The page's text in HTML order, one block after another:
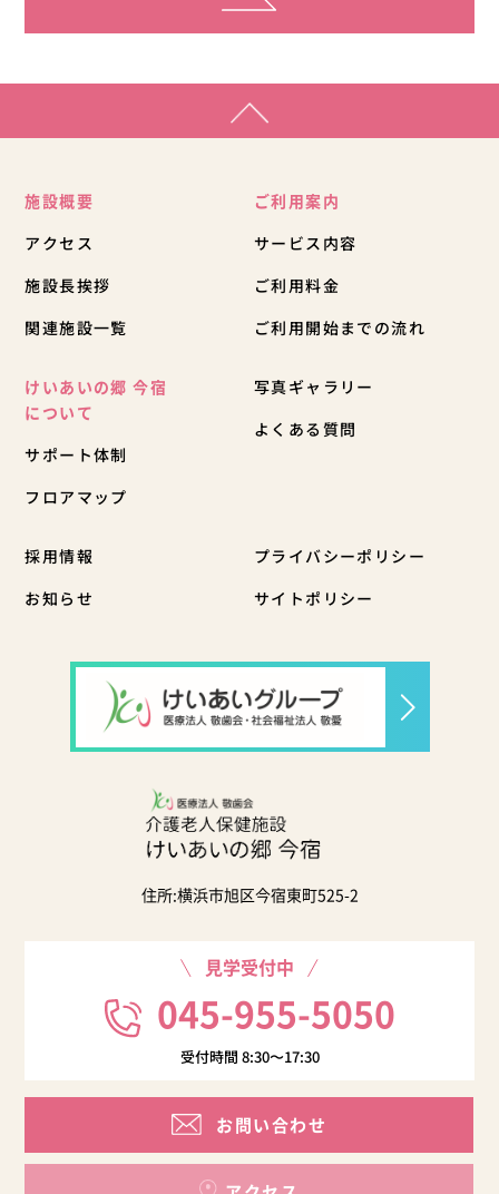
施設概要
アクセス
施設長挨拶
関連施設一覧
ご利用案内
サービス内容
ご利用料金
ご利用開始までの流れ
けいあいの郷 今宿
について
サポート体制
フロアマップ
写真ギャラリー
よくある質問
採用情報
お知らせ
プライバシーポリシー
サイトポリシー
住所:横浜市旭区今宿東町525-2
見学受付中
045-955-5050
受付時間 8:30〜17:30
お問い合わせ